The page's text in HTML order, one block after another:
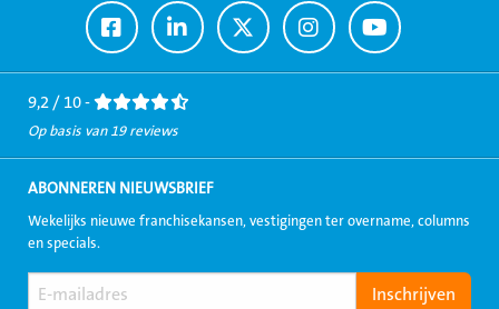
Ga
naar
Facebook
Ga
naar
LinkedIn
Ga
naar
Twitter
Ga
naar
Instagram
Ga
naar
Youtube
9,2 / 10 -
Op basis van 19 reviews
ABONNEREN NIEUWSBRIEF
Wekelijks nieuwe franchisekansen, vestigingen ter overname, columns
en specials.